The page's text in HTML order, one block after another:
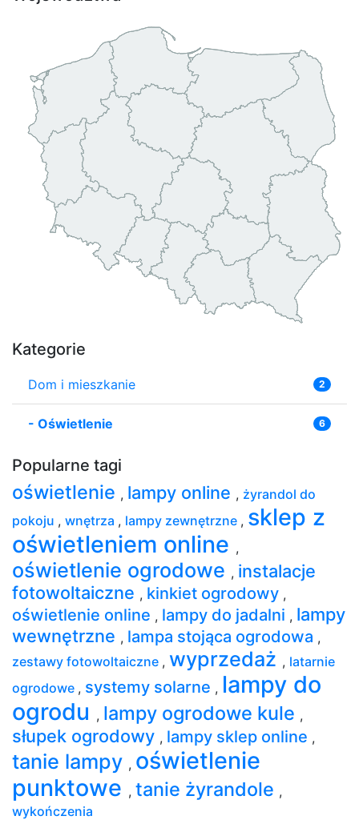
Kategorie
Dom i mieszkanie 2
- Oświetlenie 6
Popularne tagi
oświetlenie , lampy online , żyrandol do
pokoju , wnętrza , lampy zewnętrzne , sklep z
oświetleniem online ,
oświetlenie ogrodowe , instalacje
fotowoltaiczne , kinkiet ogrodowy ,
oświetlenie online , lampy do jadalni , lampy
wewnętrzne , lampa stojąca ogrodowa ,
zestawy fotowoltaiczne , wyprzedaż , latarnie
ogrodowe , systemy solarne , lampy do
ogrodu , lampy ogrodowe kule ,
słupek ogrodowy , lampy sklep online ,
tanie lampy , oświetlenie
punktowe , tanie żyrandole ,
wykończenia